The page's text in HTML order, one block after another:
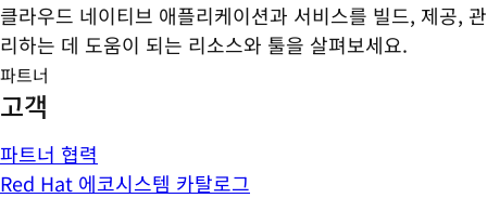
클라우드 네이티브 애플리케이션과 서비스를 빌드, 제공, 관
리하는 데 도움이 되는 리소스와 툴을 살펴보세요.
파트너
고객
파트너 협력
Red Hat 에코시스템 카탈로그